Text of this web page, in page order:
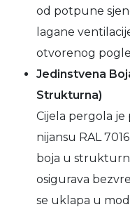
od potpune
lagane
otvorenog
Jedinstvena
Strukturna)
Cijela pergola
nijansu RAL
boja u
osigurava
se uklapa u